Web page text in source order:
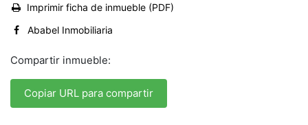
Imprimir ficha de inmueble (PDF)
Ababel Inmobiliaria
Compartir inmueble:
Copiar URL para compartir